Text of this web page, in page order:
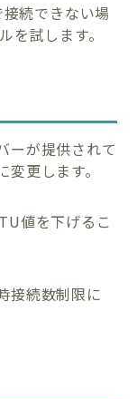
接続できない場
試します。
ーが提供されて
更します。
値を下げるこ
接続数制限に